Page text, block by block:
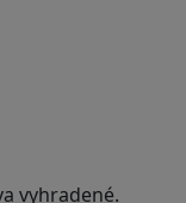
vyhradené.